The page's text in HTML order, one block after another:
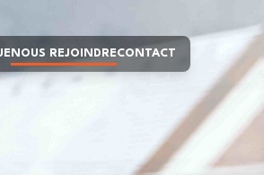
NOUS REJOINDRECONTACT